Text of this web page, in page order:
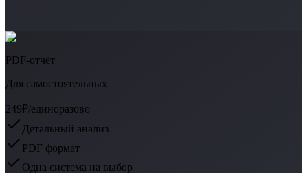
PDF-отчёт
Для самостоятельных
249₽/единоразово
Детальный анализ
PDF формат
Одна система на выбор